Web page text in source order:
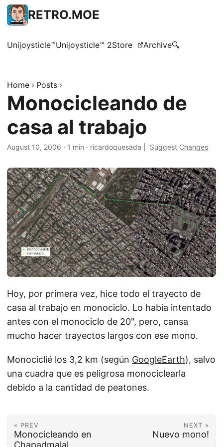
RETRO.MOE
Unijoysticle™Unijoysticle™ 2Store Archive🔍
Home Posts
Monocicleando de
casa al trabajo
August 10, 2006 · 1 min · ricardoquesada Suggest Changes
Hoy, por primera vez, hice todo el trayecto de
casa al trabajo en monociclo. Lo había intentado
antes con el monociclo de 20", pero, cansa
mucho hacer trayectos largos con ese mono.
Monociclié los 3,2 km (según GoogleEarth), salvo
una cuadra que es peligrosa monociclearla
debido a la cantidad de peatones.
« PREV
Monocicleando en
Chapadmalal
NEXT »
Nuevo mono!